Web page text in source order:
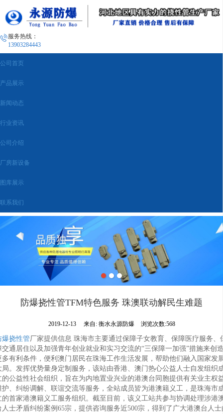
服务热线：
13903284443
公司首页
产品展示
新闻动态
行业资讯
公司介绍
厂房新设备
图库展示
联系我们
防爆挠性管TFM特色服务 珠澳联动解民生难题
2019-12-13 来自: 衡水永源防爆 浏览次数:568
爆挠性管厂家提供信息 珠海市主要通过保障子女教育、保障医疗服务、
交通居住以及加强青年创业就业和实习交流的“三保障一加强”措施来创
多有利条件，便利澳门居民在珠海工作生活发展，帮助他们融入国家发
局。发挥优势量身定制服务，该站由香港、澳门热心公益人士自发组织
的公益性社会组织，旨在为内地置业兴业的港澳台同胞提供有关业主权
护、纠纷调解、联谊交流等服务，全站成员皆为港澳籍义工，是珠海市
的首家港澳籍义工服务组织。截至目前，该义工站共参与协调处理涉港
人士矛盾纠纷案例65宗，提供咨询服务近500宗，得到了广大港澳台人士